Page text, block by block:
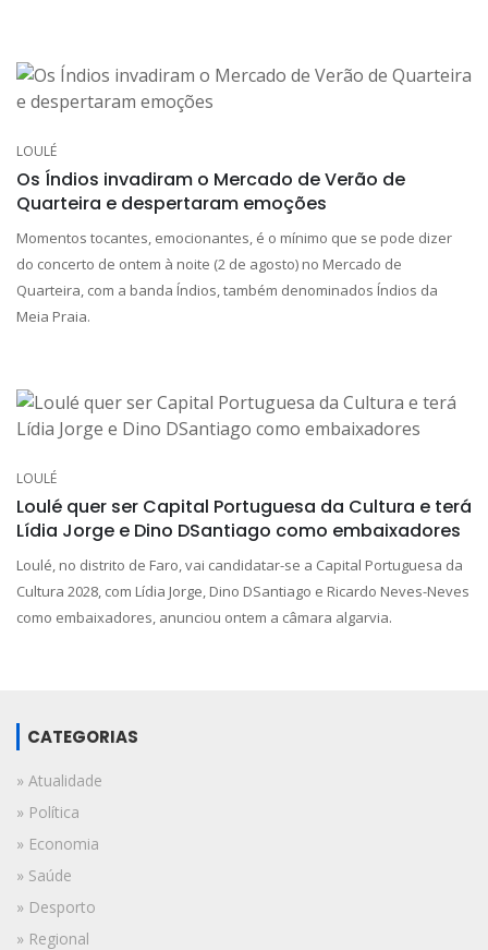
LOULÉ
Os Índios invadiram o Mercado de Verão de
Quarteira e despertaram emoções
Momentos tocantes, emocionantes, é o mínimo que se pode dizer
do concerto de ontem à noite (2 de agosto) no Mercado de
Quarteira, com a banda Índios, também denominados Índios da
Meia Praia.
LOULÉ
Loulé quer ser Capital Portuguesa da Cultura e terá
Lídia Jorge e Dino DSantiago como embaixadores
Loulé, no distrito de Faro, vai candidatar-se a Capital Portuguesa da
Cultura 2028, com Lídia Jorge, Dino DSantiago e Ricardo Neves-Neves
como embaixadores, anunciou ontem a câmara algarvia.
CATEGORIAS
» Atualidade
» Política
» Economia
» Saúde
» Desporto
» Regional